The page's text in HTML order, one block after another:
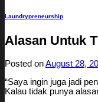
Laundrypreneurship
Alasan Untuk
Posted onAugust 28,
“Saya ingin juga jadi
Kalau tidak punya